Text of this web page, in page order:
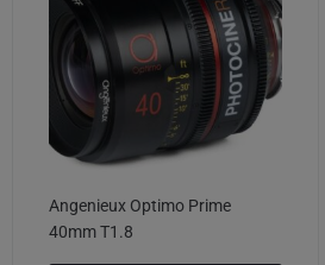
Angenieux Optimo Prime
40mm T1.8